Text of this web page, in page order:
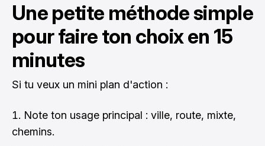
Une petite méthode simple
pour faire ton choix en 15
minutes
Si tu veux un mini plan d'action :
Note ton usage principal : ville, route, mixte,
chemins.